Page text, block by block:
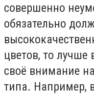
совершенно
обязательно
цветов, то лучше
своё внимание
типа. Например,